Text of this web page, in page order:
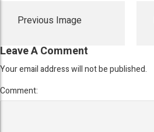
Previous Image
Leave A Comment
Your email address will not be published.
Comment: